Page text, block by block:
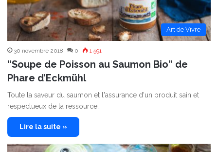
Art de Vivre
30 novembre 2018 0 1 591
“Soupe de Poisson au Saumon Bio” de
Phare d’Eckmühl
Toute la saveur du saumon et l'assurance d'un produit sain et
respectueux de la ressource…
Lire la suite »